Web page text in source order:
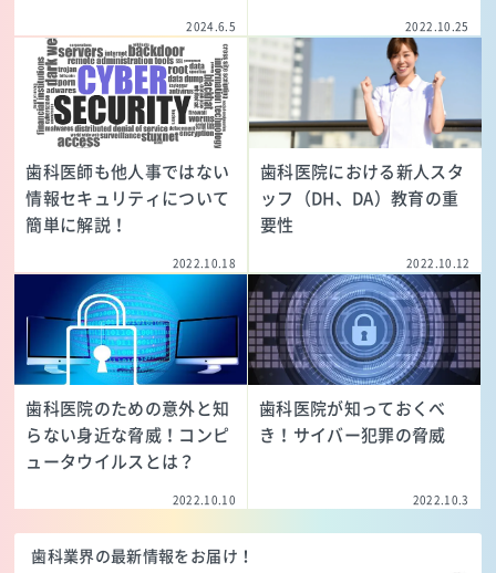
2024.6.5 2022.10.25
歯科医師も他人事ではない
情報セキュリティについて
簡単に解説！
2022.10.18
歯科医院における新人スタ
ッフ（DH、DA）教育の重
要性
2022.10.12
歯科医院のための意外と知
らない身近な脅威！コンピ
ュータウイルスとは？
2022.10.10
歯科医院が知っておくべ
き！サイバー犯罪の脅威
2022.10.3
歯科業界の最新情報をお届け！